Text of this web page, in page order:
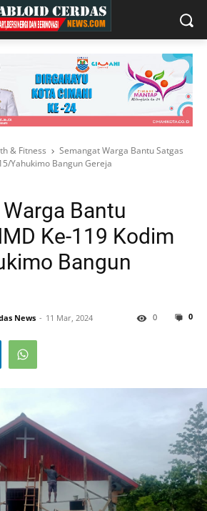
& Fitness
Semangat Warga Bantu Satgas
Yahukimo Bangun Gereja
Bantu
Ke-119 Kodim
Bangun
News 11 Mar, 2024 0
0